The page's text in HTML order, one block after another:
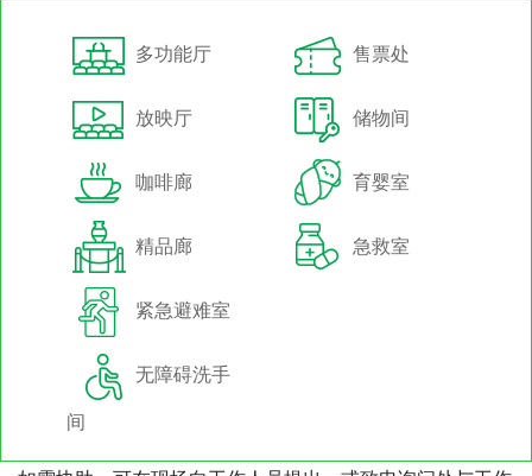
多功能厅
放映厅
咖啡廊
精品廊
售票处
储物间
育婴室
急救室
紧急避难室
无障碍洗手
间